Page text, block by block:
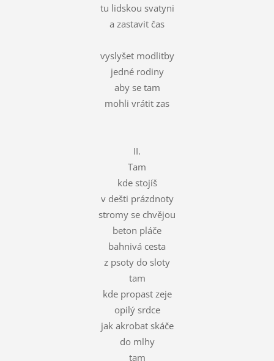
tu lidskou svatyni
a zastavit čas
vyslyšet modlitby
jedné rodiny
aby se tam
mohli vrátit zas
II.
Tam
kde stojíš
v dešti prázdnoty
stromy se chvějou
beton pláče
bahnivá cesta
z psoty do sloty
tam
kde propast zeje
opilý srdce
jak akrobat skáče
do mlhy
tam